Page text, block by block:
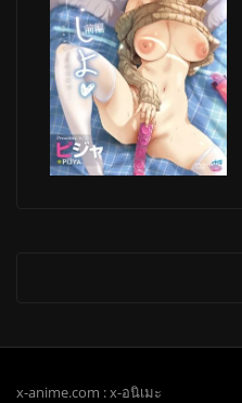
x-anime.com : x-อนิเมะ